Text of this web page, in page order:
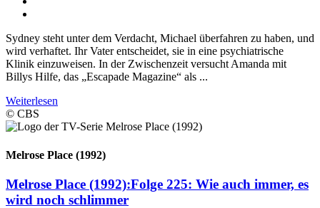
Sydney steht unter dem Verdacht, Michael überfahren zu haben, und
wird verhaftet. Ihr Vater entscheidet, sie in eine psychiatrische
Klinik einzuweisen. In der Zwischenzeit versucht Amanda mit
Billys Hilfe, das „Escapade Magazine“ als ...
Weiterlesen
© CBS
Melrose Place (1992)
Melrose Place (1992):Folge 225: Wie auch immer, es
wird noch schlimmer